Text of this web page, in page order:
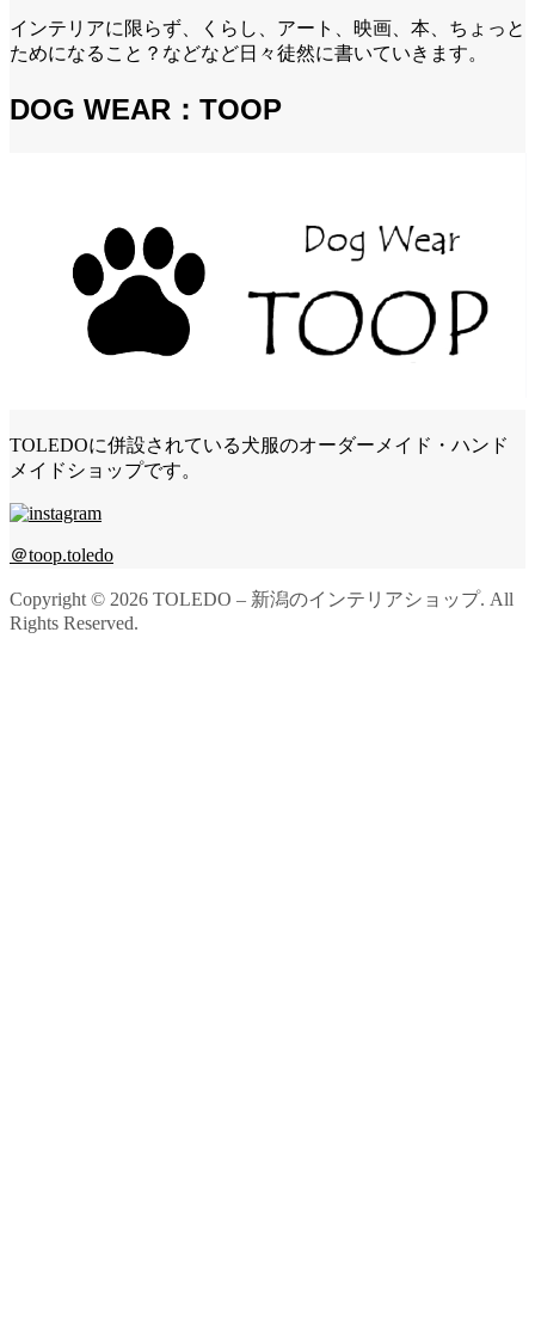
インテリアに限らず、くらし、アート、映画、本、ちょっと
ためになること？などなど日々徒然に書いていきます。
DOG WEAR：TOOP
TOLEDOに併設されている犬服のオーダーメイド・ハンド
メイドショップです。
＠toop.toledo
Copyright © 2026 TOLEDO – 新潟のインテリアショップ. All
Rights Reserved.